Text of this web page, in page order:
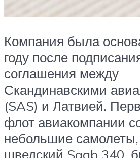
Компания была
году после
соглашения между
Скандинавскими
(SAS) и Латвией.
флот авиакомпании
небольшие самолеты,
шведский Saab 340,